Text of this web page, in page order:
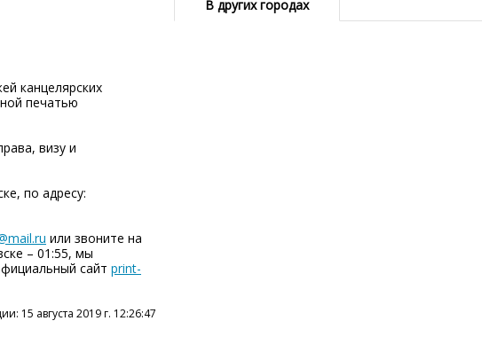
канцелярских
печатью
визу и
по адресу:
или звоните на
– 01:55, мы
сайт print-
15 августа 2019 г. 12:26:47
В других городах